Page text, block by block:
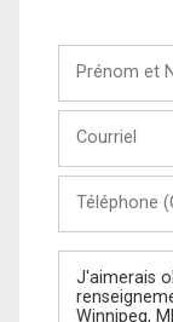
Nom
(Optionnel)
Message